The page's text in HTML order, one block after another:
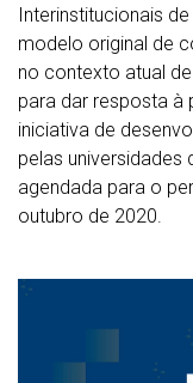
Interinstitucionais
modelo original de
no contexto atual
para dar resposta à
iniciativa de
pelas universidades
agendada para o
outubro de 2020.